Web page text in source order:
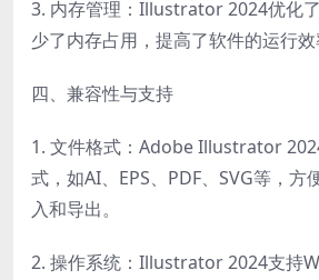
3. 内存管理：Illustrator 2024优化
少了内存占用，提高了软件的运行效
四、兼容性与支持
1. 文件格式：Adobe Illustrator
式，如AI、EPS、PDF、SVG等，方
入和导出。
2. 操作系统：Illustrator 2024支持